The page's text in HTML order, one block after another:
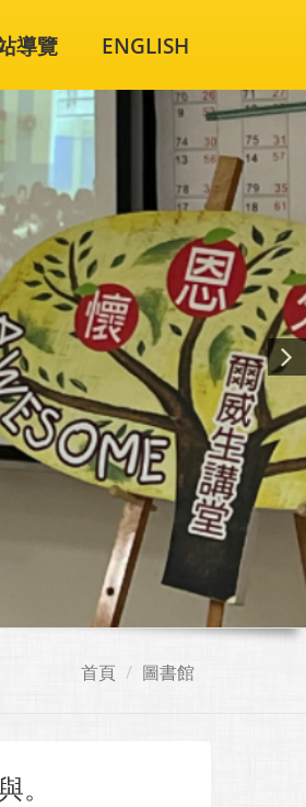
導覽 ENGLISH
首頁 圖書館
。